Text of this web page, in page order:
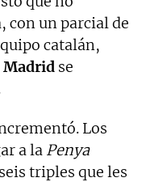
con un parcial de
catalán,
Madrid se
Los
a la Penya
triples que les